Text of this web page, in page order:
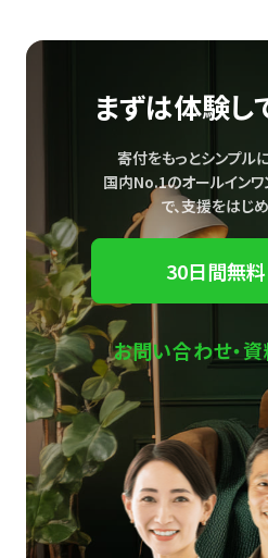
まずは体験し
寄付をもっとシンプル
国内No.1のオールイン
で、支援をはじめ
30日間無
お問い合わせ・